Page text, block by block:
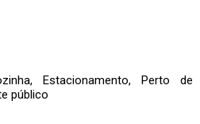
Estacionamento, Perto de
público